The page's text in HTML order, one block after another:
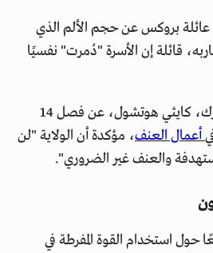
بروكس عن حجم الألم الذي
قائلة إن الأسرة "دُمرت" نفسيًا
أعلنت حاكمة ولاية نيويورك، كايثي هوتشول، عن فصل 14
أعمال العنف، مؤكدة أن الولاية "لن
والعنف غير الضروري".
حول استخدام القوة المفرطة في